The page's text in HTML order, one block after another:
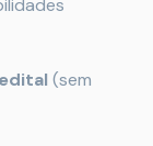
(sem